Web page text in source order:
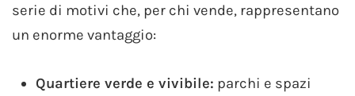
serie di motivi che, per chi vende, rappresentano
un enorme vantaggio:
Quartiere verde e vivibile: parchi e spazi